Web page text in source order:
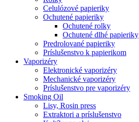
Celulózové papieriky
Ochutené papieriky
Ochutené rolky
Ochutené dlhé papieriky
Predrolované papieriky
Príslušenstvo k papierikom
Vaporizéry
Elektronické vaporizéry
Mechanické vaporizéry
Príslušenstvo pre vaporizéry
Smoking Oil
Lisy, Rosin press
Extraktori a príslušenstvo